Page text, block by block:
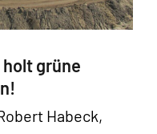
grüne
Habeck,